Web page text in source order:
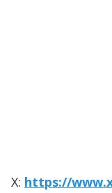
X: https://